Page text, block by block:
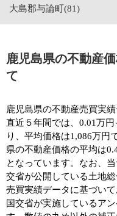
大島郡与論町(81)
鹿児島県の不動産
て
鹿児島県の不動産売買実
直近５年間では、0.01万
り、平均価格は1,086万円
県の不動産価格の平均は
となっています。なお、
交省が公開している土地
売買実績データに基づい
国交省が実施しているア